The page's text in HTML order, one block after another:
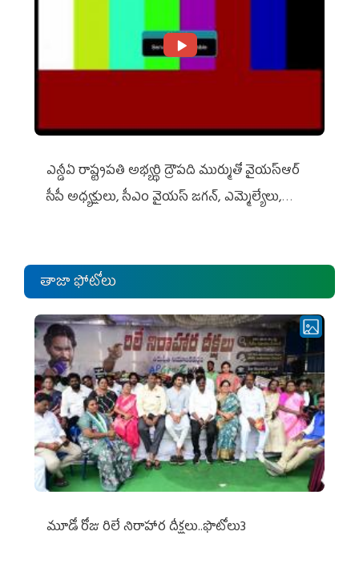
ఎన్డీఏ రాష్ట్ర‌ప‌తి అభ్య‌ర్థి ద్రౌప‌ది ముర్ముతో వైయ‌స్ఆర్
సీపీ అధ్య‌క్షులు, సీఎం వైయ‌స్ జ‌గ‌న్, ఎమ్మెల్యేలు,
తాజా ఫోటోలు
మూడో రోజు రిలే నిరాహార దీక్షలు..ఫొటోలు3